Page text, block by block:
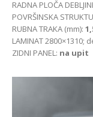
RADNA PLOČA
POVRŠINSKA
RUBNA TRAKA (mm):
LAMINAT 2800×1310;
ZIDNI PANEL: na upit